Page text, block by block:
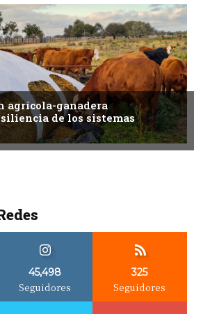
agrícola-ganadera
de los sistemas
45,498
Seguidores
325
Seguidores